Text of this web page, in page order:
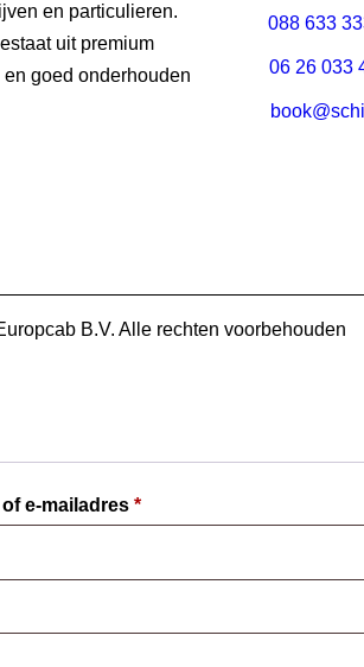
en particulieren.
uit premium
goed onderhouden
088 633
06 26 033
B.V. Alle rechten voorbehouden
e-mailadres *Verplicht